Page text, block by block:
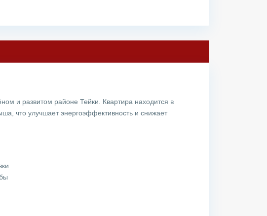
и развитом районе Тейки. Квартира находится в
что улучшает энергоэффективность и снижает